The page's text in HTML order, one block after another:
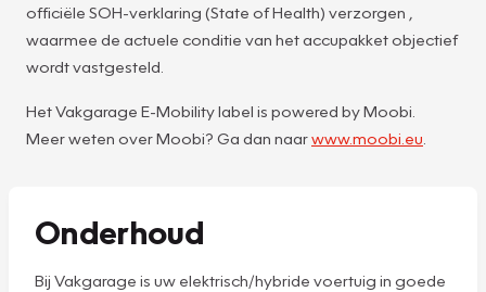
officiële SOH-verklaring (State of Health) verzorgen ,
waarmee de actuele conditie van het accupakket objectief
wordt vastgesteld.
Het Vakgarage E-Mobility label is powered by Moobi.
Meer weten over Moobi? Ga dan naarwww.moobi.eu
Onderhoud
Bij Vakgarage is uw elektrisch/hybride voertuig in goede